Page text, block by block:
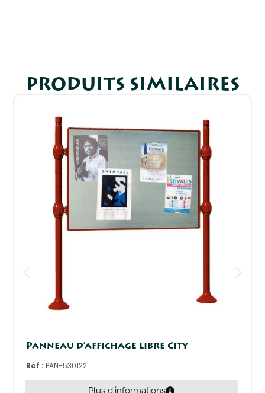
PRODUITS SIMILAIRES
Panneau d’affichage libre City
Réf :PAN-530122
Plus d'informations